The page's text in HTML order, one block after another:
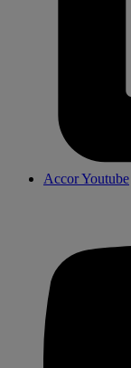
Accor Youtube